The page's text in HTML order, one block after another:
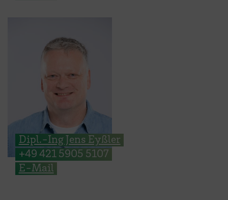
Dipl.-Ing Jens Eyßler
+49 421 5905 5107
E-Mail